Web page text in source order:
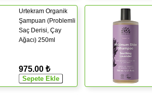
Urtekram Organik
Şampuan (Problemli
Saç Derisi, Çay
Ağacı) 250ml
975.00 ₺